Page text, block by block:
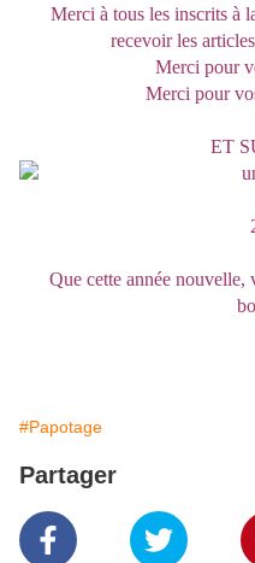
Merci à tous les inscrits à
recevoir les
Merci pour
Merci pour
ET
Que cette année nouvelle,
#Papotage
Partager